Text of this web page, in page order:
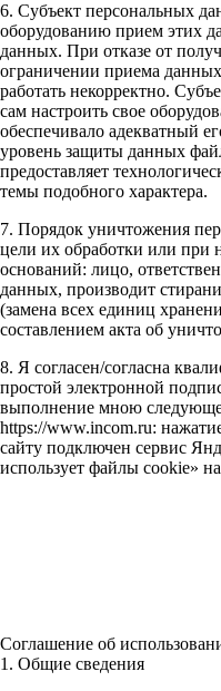
6. Субъект персональных
оборудованию прием этих
данных. При отказе от
ограничении приема
работать некорректно.
сам настроить свое
обеспечивало адекватный
уровень защиты данных
предоставляет
темы подобного характера.
7. Порядок уничтожения
цели их обработки или при
оснований: лицо,
данных, производит
(замена всех единиц
составлением акта об
8. Я согласен/согласна
простой электронной
выполнение мною
https://www.incom.ru:
сайту подключен сервис
использует файлы cookie»
Соглашение об
1. Общие сведения